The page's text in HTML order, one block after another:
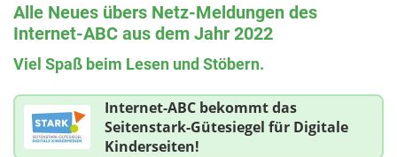
Alle Neues übers Netz-Meldungen des
Internet-ABC aus dem Jahr 2022
Viel Spaß beim Lesen und Stöbern.
Internet-ABC bekommt das
Seitenstark-Gütesiegel für Digitale
Kinderseiten!